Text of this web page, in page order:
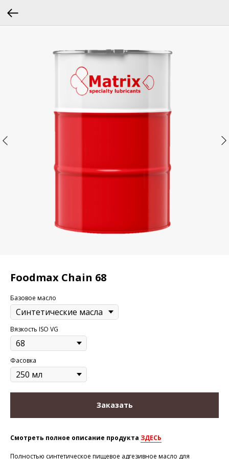
Foodmax Chain 68
Базовое масло
Вязкость ISO VG
Фасовка
Заказать
Смотреть полное описание продукта ЗДЕСЬ
Полностью синтетическое пищевое адгезивное масло для